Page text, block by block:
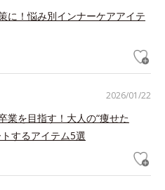
に！悩み別インナーケアアイテ
2026/01/22
業を目指す！大人の“痩せた
するアイテム5選